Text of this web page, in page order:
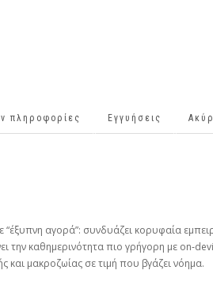
πληροφορίες Εγγυήσεις
“έξυπνη αγορά”: συνδυάζει κορυφαία
την καθημερινότητα πιο γρήγορη με
και μακροζωίας σε τιμή που βγάζει νόημα.